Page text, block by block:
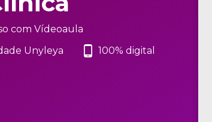
com Vídeoaula
Unyleya phone_android 100% digital